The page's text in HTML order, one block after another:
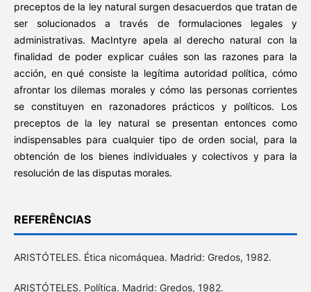
preceptos de la ley natural surgen desacuerdos que tratan de
ser solucionados a través de formulaciones legales y
administrativas. MacIntyre apela al derecho natural con la
finalidad de poder explicar cuáles son las razones para la
acción, en qué consiste la legítima autoridad política, cómo
afrontar los dilemas morales y cómo las personas corrientes
se constituyen en razonadores prácticos y políticos. Los
preceptos de la ley natural se presentan entonces como
indispensables para cualquier tipo de orden social, para la
obtención de los bienes individuales y colectivos y para la
resolución de las disputas morales.
REFERÊNCIAS
ARISTÓTELES. Ética nicomáquea. Madrid: Gredos, 1982.
ARISTÓTELES. Política. Madrid: Gredos, 1982.